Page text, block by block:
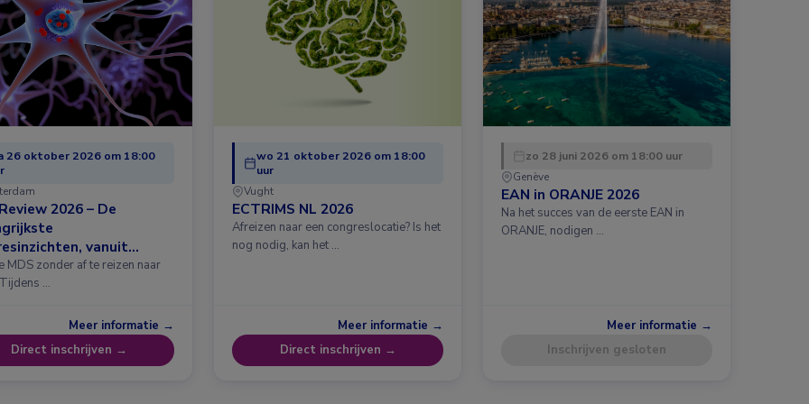
26 oktober 2026 om 18:00
2026 – De
vanuit
MDS zonder af te reizen naar
…
Meer informatie →
Direct inschrijven →
wo 21 oktober 2026 om 18:00
uur
Vught
ECTRIMS NL 2026
Afreizen naar een congreslocatie? Is het
nog nodig, kan het …
Meer informatie →
Direct inschrijven →
zo 28 juni 2026 om 18:00 uur
Genève
EAN in ORANJE 2026
Na het succes van de eerste EAN in
ORANJE, nodigen …
Meer informatie →
Inschrijven gesloten